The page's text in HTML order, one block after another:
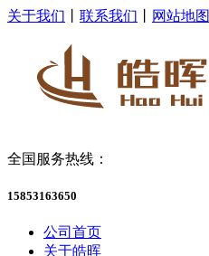
关于我们 联系我们 网站地图
全国服务热线：
15853163650
公司首页
关于皓晖